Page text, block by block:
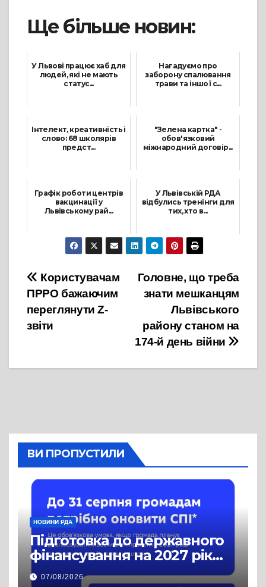
Ще більше новин:
У Львові працює хаб для
людей, які не мають
статус...
Нагадуємо про
заборону спалювання
трави та іншої с...
Інтелект, креативність і
слово: 68 школярів
предст...
"Зелена картка" -
обов'язковий
міжнародний договір...
Графік роботи центрів
вакцинації у
Львівському рай...
30 Листопада, 2021
У Львівській РДА
відбулись тренінги для
тих, хто в...
31 Березня, 2026
Навігація
записів
Головне, що треба
знати мешканцям
Львівського
району станом на
174-й день війни
Користувачам
ПРРО бажаючим
переглянути Z-
звіти
ВИ ПРОПУСТИЛИ
НОВИНИ РДА
Підготовка до державного
фінансування на 2027 рік
уже триває
07/08/2026